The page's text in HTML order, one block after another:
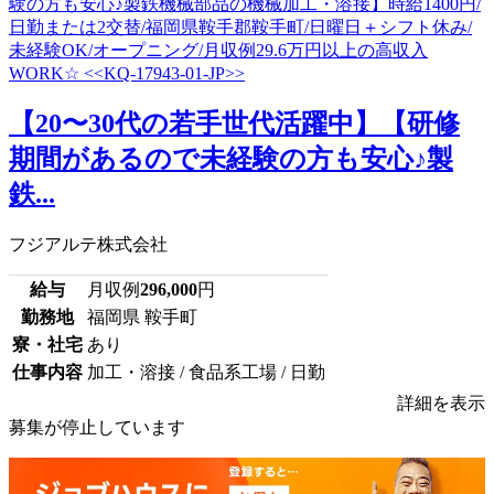
【20〜30代の若手世代活躍中】【研修
期間があるので未経験の方も安心♪製
鉄...
フジアルテ株式会社
給与 月収例296,000円
勤務地
福岡県 鞍手町
寮・社宅 あり
仕事内容 加工・溶接 / 食品系工場 / 日勤
詳細を表示
募集が停止しています